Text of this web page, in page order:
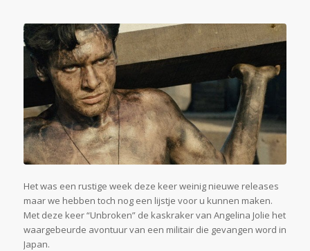
Het was een rustige week deze keer weinig nieuwe releases
maar we hebben toch nog een lijstje voor u kunnen maken.
Met deze keer “Unbroken” de kaskraker van Angelina Jolie het
waargebeurde avontuur van een militair die gevangen word in
Japan.